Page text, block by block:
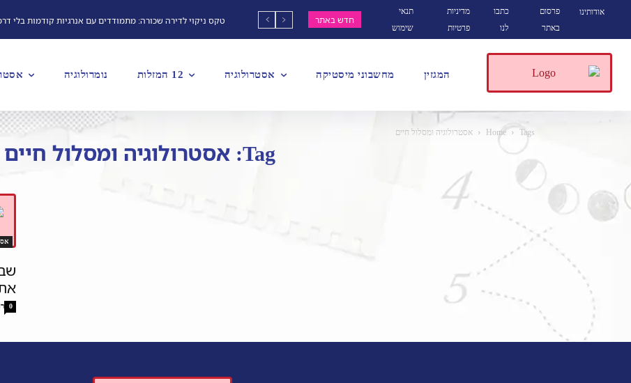
אודותינו
פרסום
באתר
כתבו
לנו
מדיניות
פרטיות
תנאי
שימוש
חדש באתר טקס ניקוי לדירה שכורה: מתמודדים עם אנרגיות קודמות בלי
המגזין מחשבוני מיסטיקה אסטרולוגיה 12 המזלות נומרולוגיה
Home Tags אסטרולוגיה ומסלול חיים
Tag: אסטרולוגיה ומסלול חיים
0